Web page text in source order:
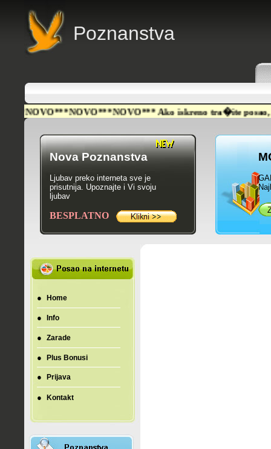
Poznanstva
Ako iskreno tra�ite posao,
Nova Poznanstva
Ljubav preko interneta sve je
prisutnija. Upoznajte i Vi svoju
ljubav
BESPLATNO
● Home
● Info
● Zarade
● Plus Bonusi
● Prijava
● Kontakt